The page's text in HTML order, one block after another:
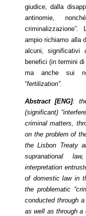
giudice, dalla
antinomie,
ampio richiamo alla
alcuni, significativi
benefici (in termini
ma anche sui
“fertilization”.
Abstract [ENG]:
(significant)
criminal matters,
on the problem of
the Lisbon Treaty
supranational
interpretation
of domestic law in
the problematic
conducted through
as well as through a